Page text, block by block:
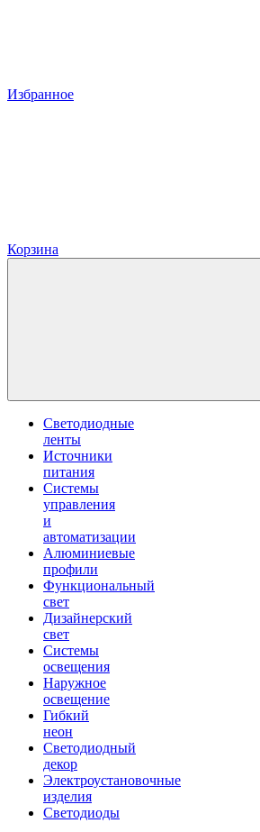
Избранное
Корзина
Светодиодные
ленты
Источники
питания
Системы
управления
и
автоматизации
Алюминиевые
профили
Функциональный
свет
Дизайнерский
свет
Системы
освещения
Наружное
освещение
Гибкий
неон
Светодиодный
декор
Электроустановочные
изделия
Светодиоды